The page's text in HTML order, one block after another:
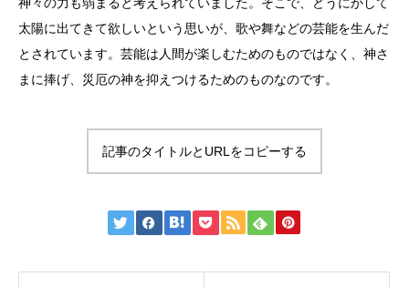
太陽に出てきて欲しいという思いが、歌や舞などの芸能を生んだ
とされています。芸能は人間が楽しむためのものではなく、神さ
まに捧げ、災厄の神を抑えつけるためのものなのです。
記事のタイトルとURLをコピーする